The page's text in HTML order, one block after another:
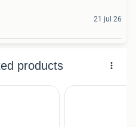
21 jul 26